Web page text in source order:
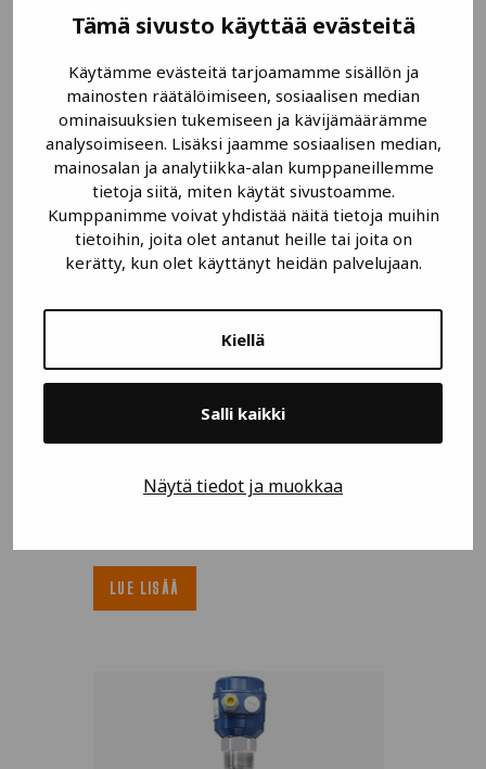
Tämä sivusto käyttää evästeitä
Käytämme evästeitä tarjoamamme sisällön ja
mainosten räätälöimiseen, sosiaalisen median
ominaisuuksien tukemiseen ja kävijämäärämme
analysoimiseen. Lisäksi jaamme sosiaalisen median,
mainosalan ja analytiikka-alan kumppaneillemme
tietoja siitä, miten käytät sivustoamme.
Kumppanimme voivat yhdistää näitä tietoja muihin
tietoihin, joita olet antanut heille tai joita on
kerätty, kun olet käyttänyt heidän palvelujaan.
Kiellä
Salli kaikki
Näytä tiedot ja muokkaa
pienistä kertymistä anturin
ympärille.
LUE LISÄÄ
LUE LISÄÄ